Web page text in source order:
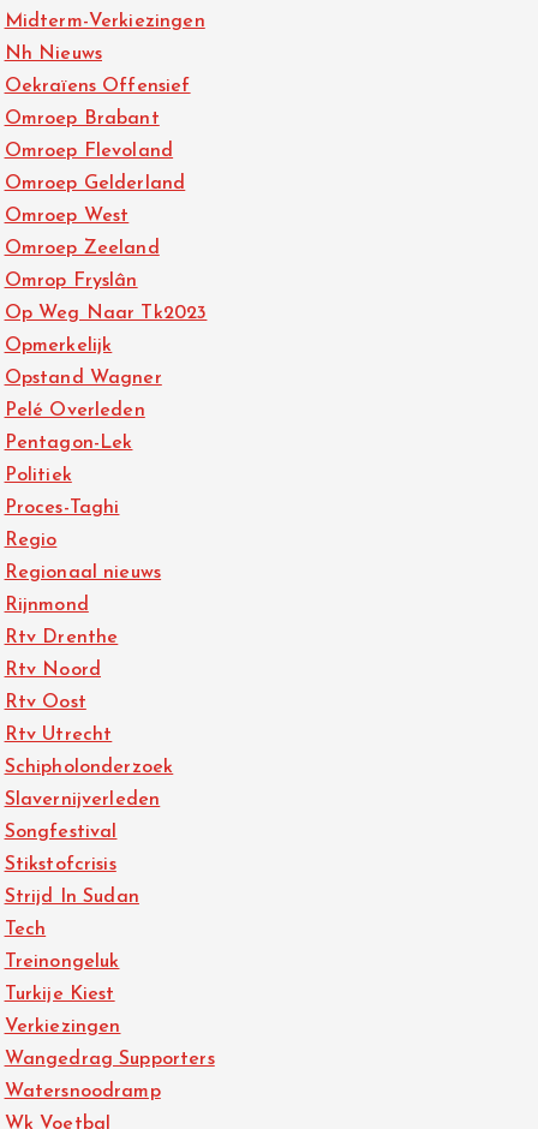
Midterm-Verkiezingen
Nh Nieuws
Oekraïens Offensief
Omroep Brabant
Omroep Flevoland
Omroep Gelderland
Omroep West
Omroep Zeeland
Omrop Fryslân
Op Weg Naar Tk2023
Opmerkelijk
Opstand Wagner
Pelé Overleden
Pentagon-Lek
Politiek
Proces-Taghi
Regio
Regionaal nieuws
Rijnmond
Rtv Drenthe
Rtv Noord
Rtv Oost
Rtv Utrecht
Schipholonderzoek
Slavernijverleden
Songfestival
Stikstofcrisis
Strijd In Sudan
Tech
Treinongeluk
Turkije Kiest
Verkiezingen
Wangedrag Supporters
Watersnoodramp
Wk Voetbal